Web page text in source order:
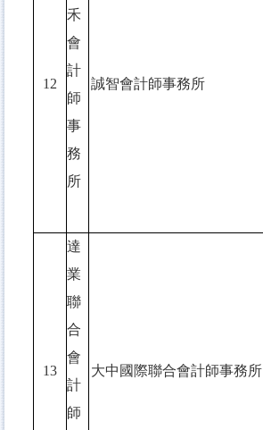
12
禾
會
計
師
事
務
所
誠智會計師事務所
13
達
業
聯
合
會
計
師
大中國際聯合會計師事務所